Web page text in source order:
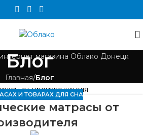
Блог
Главная/Блог
И ТОВАРАХ ДЛЯ СНА
матрасы от